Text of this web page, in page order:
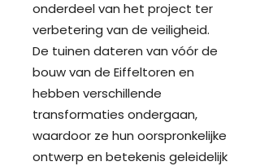
onderdeel van het project ter
verbetering van de veiligheid.
De tuinen dateren van vóór de
bouw van de Eiffeltoren en
hebben verschillende
transformaties ondergaan,
waardoor ze hun oorspronkelijke
ontwerp en betekenis geleidelijk